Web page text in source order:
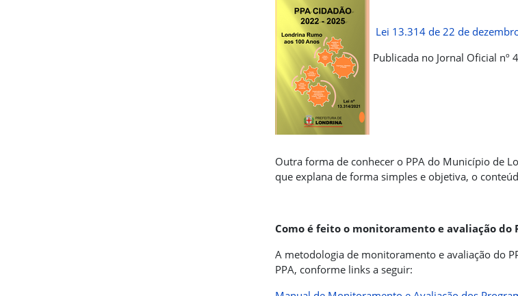
Lei 13.314 de 22 de
Publicada no Jornal Oficial nº
Outra forma de conhecer o PPA do Município de
que explana de forma simples e objetiva, o
Como é feito o monitoramento e avaliação do
A metodologia de monitoramento e avaliação do
PPA, conforme links a seguir: